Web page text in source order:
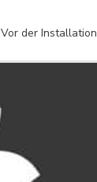
Vor der Installation